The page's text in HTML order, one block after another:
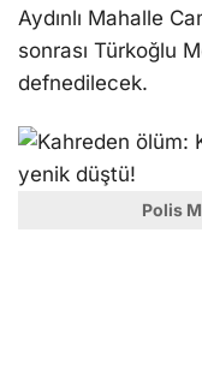
Aydınlı Mahalle
sonrası Türkoğlu
defnedilecek.
Polis